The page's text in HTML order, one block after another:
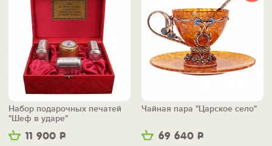
11 900 Р
Набор подарочных печатей
"Шеф в ударе"
69 640 Р
Чайная пара "Царское село"